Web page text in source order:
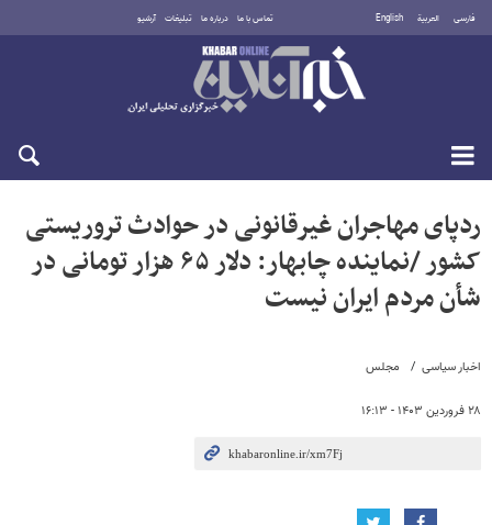
فارسی العربية English تماس با ما درباره ما تبلیغات آرشیو
یکشنبه ۱۸ مرداد ۱۴۰۵
اخبار سیاسی مجلس
۲۸ فروردین ۱۴۰۳ - ۱۶:۱۳
ردپای مهاجران غیرقانونی در حوادث تروریستی
کشور /نماینده چابهار: دلار ۶۵ هزار تومانی در
شأن مردم ایران نیست